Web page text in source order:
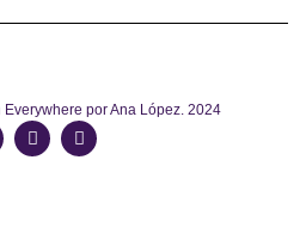
por Ana López. 2024